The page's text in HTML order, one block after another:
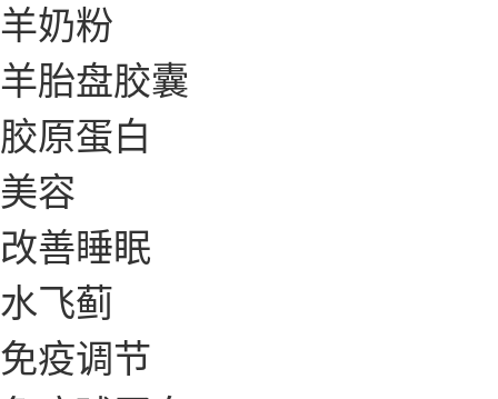
羊奶粉
羊胎盘胶囊
胶原蛋白
美容
改善睡眠
水飞蓟
免疫调节